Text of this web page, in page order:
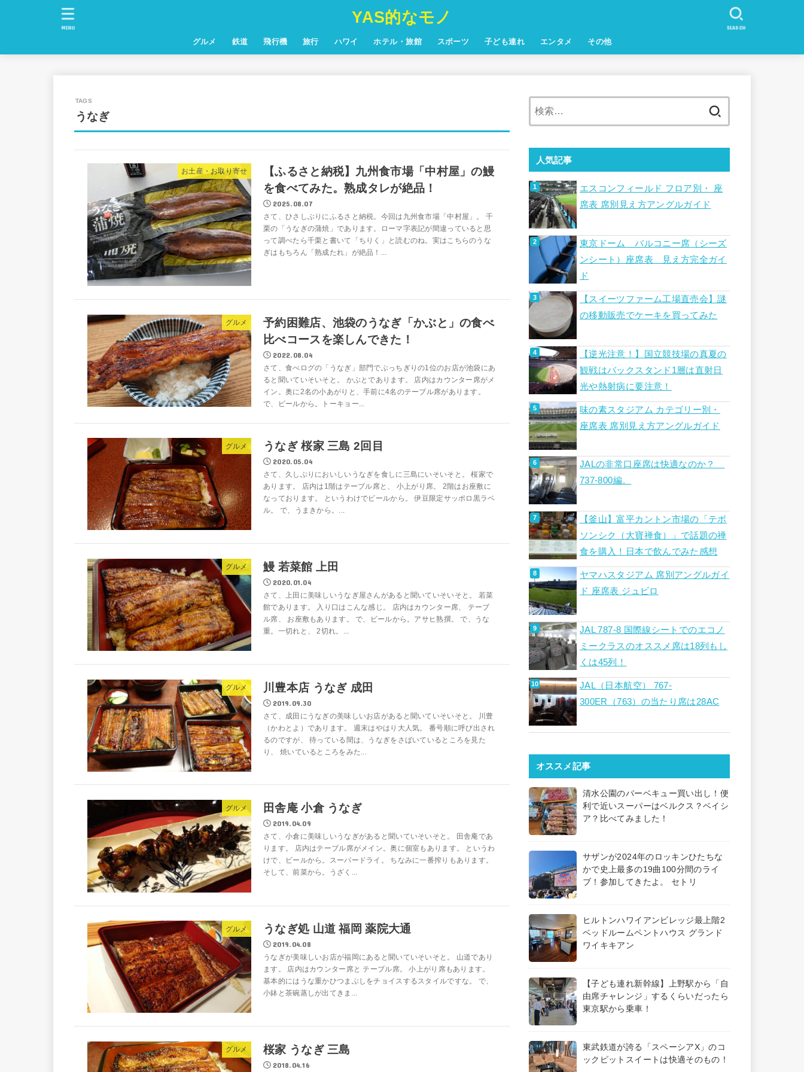
YAS的なモノ
グルメ 鉄道 飛行機 旅行 ハワイ ホテル・旅館 スポーツ 子ども連れ エンタメ その他
SEARCH
MENU
うなぎ
お土産・お取り寄せ
【ふるさと納税】九州食市場「中村屋」の鰻
を食べてみた。熟成タレが絶品！
2025.08.07
さて、ひさしぶりにふるさと納税。今回は九州食市場「中村屋」。 千
栗の「うなぎの蒲焼」であります。ローマ字表記が間違っていると思
って調べたら千栗と書いて「ちりく」と読むのね。実はこちらのうな
ぎはもちろん「熟成たれ」が絶品！...
グルメ
予約困難店、池袋のうなぎ「かぶと」の食べ
比べコースを楽しんできた！
2022.08.04
さて、食べログの「うなぎ」部門でぶっちぎりの1位のお店が池袋にあ
ると聞いていそいそと。 かぶとであります。 店内はカウンター席がメ
イン。奥に2名の小あがりと、手前に4名のテーブル席があります。
で、ビールから。トーキョー...
グルメ うなぎ 桜家 三島 2回目
2020.05.04
さて、久しぶりにおいしいうなぎを食しに三島にいそいそと。 桜家で
あります。 店内は1階はテーブル席と、 小上がり席。 2階はお座敷に
なっております。 というわけでビールから。 伊豆限定サッポロ黒ラベ
ル。 で、うまきから。...
グルメ 鰻 若菜館 上田
2020.01.04
さて、上田に美味しいうなぎ屋さんがあると聞いていそいそと。 若菜
館であります。 入り口はこんな感じ。 店内はカウンター席、 テーブ
ル席、 お座敷もあります。 で、ビールから。アサヒ熟撰。 で、うな
重。一切れと、 2切れ。...
グルメ 川豊本店 うなぎ 成田
2019.09.30
さて、成田にうなぎの美味しいお店があると聞いていそいそと。 川豊
（かわとよ）であります。 週末はやはり大人気。 番号順に呼び出され
るのですが、 待っている間は、うなぎをさばいているところを見た
り、 焼いているところをみた...
グルメ 田舎庵 小倉 うなぎ
2019.04.09
さて、小倉に美味しいうなぎがあると聞いていそいそと。 田舎庵であ
ります。 店内はテーブル席がメイン。奥に個室もあります。 というわ
けで、ビールから。スーパードライ。 ちなみに一番搾りもあります。
そして、前菜から。うざく...
グルメ うなぎ処 山道 福岡 薬院大通
2019.04.08
うなぎが美味しいお店が福岡にあると聞いていそいそと。 山道であり
ます。 店内はカウンター席と テーブル席。 小上がり席もあります。
基本的にはうな重かひつまぶしをチョイスするスタイルですな。 で、
小鉢と茶碗蒸しが出てきま...
グルメ 桜家 うなぎ 三島
2018.04.16
人気記事
エスコンフィールド フロア別・ 座
席表 席別見え方アングルガイド
東京ドーム バルコニー席（シーズ
ンシート）座席表 見え方完全ガイ
ド
【スイーツファーム工場直売会】謎
の移動販売でケーキを買ってみた
【逆光注意！】国立競技場の真夏の
観戦はバックスタンド1層は直射日
光や熱射病に要注意！
味の素スタジアム カテゴリー別・
座席表 席別見え方アングルガイド
JALの非常口座席は快適なのか？
737-800編。
【釜山】富平カントン市場の「テボ
ソンシク（大寶禅食）」で話題の禅
食を購入！日本で飲んでみた感想
ヤマハスタジアム 席別アングルガイ
ド 座席表 ジュビロ
JAL 787-8 国際線シートでのエコノ
ミークラスのオススメ席は18列もし
くは45列！
JAL（日本航空） 767-
300ER（763）の当たり席は28AC
オススメ記事
清水公園のバーベキュー買い出し！便
利で近いスーパーはベルクス？ベイシ
ア？比べてみました！
サザンが2024年のロッキンひたちな
かで史上最多の19曲100分間のライ
ブ！参加してきたよ。 セトリ
ヒルトンハワイアンビレッジ最上階2
ベッドルームペントハウス グランド
ワイキキアン
【子ども連れ新幹線】上野駅から「自
由席チャレンジ」するくらいだったら
東京駅から乗車！
東武鉄道が誇る「スペーシアX」のコ
ックピットスイートは快適そのもの！